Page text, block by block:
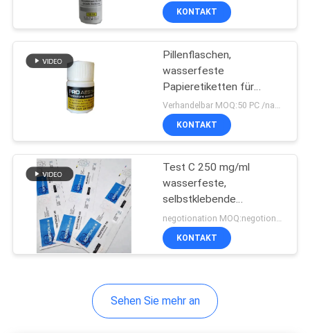
Kasten des
pharmazeutischen
Verpackens
Medizin-Flaschen-
Aufkleber
Medizin-Flaschen-
Hologrammaufkleber
KONTAKT
Pillenflaschen,
wasserfeste
Papieretiketten für
Fläschchen, glänzende
Laminierung für
Fläschchen
Verhandelbar MOQ:50 PC /name
KONTAKT
Test C 250 mg/ml
wasserfeste,
selbstklebende
Hologrammaufkleber für
Fläschchen
negotionation MOQ:negotionation
KONTAKT
Sehen Sie mehr an